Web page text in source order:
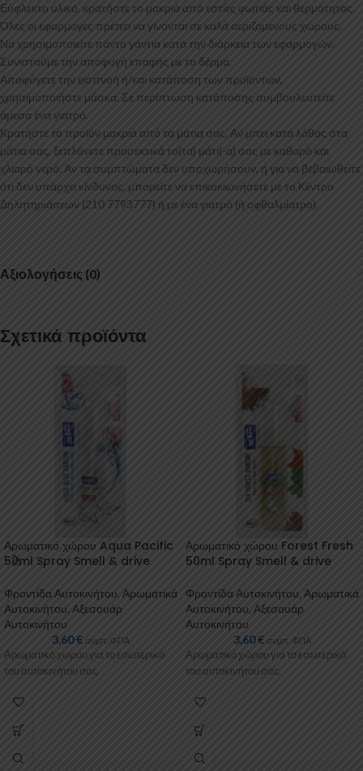
Εύφλεκτο υλικό, κρατήστε το μακριά από εστίες φωτιάς και θερμότητας.
Όλες οι εφαρμογές πρέπει να γίνονται σε καλά αεριζόμενους χώρους.
Να χρησιμοποιείτε πάντα γάντια κατά την διάρκεια των εφαρμογών.
Συνιστούμε την αποφυγή επαφής με το δέρμα.
Αποφύγετε την εισπνοή ή/και κατάποση των προϊόντων,
χρησιμοποιήστε μάσκα. Σε περίπτωση κατάποσης συμβουλευτείτε
άμεσα ένα γιατρό.
Κρατήστε το προϊόν μακριά από τα μάτια σας. Αν μπει κατά λάθος στα
μάτια σας, ξεπλύνετε προσεκτικά το(τα) μάτι(-α) σας με καθαρό και
χλιαρό νερό. Αν τα συμπτώματα δεν υποχωρήσουν, ή για να βεβαιωθείτε
ότι δεν υπάρχει κίνδυνος, μπορείτε να επικοινωνήσετε με το Κέντρο
Δηλητηριάσεων (210 7793777) ή με ένα γιατρό (ή οφθαλμίατρο).
Αξιολογήσεις (0)
Σχετικά προϊόντα
Αρωματικό χώρου Aqua Pacific
50ml Spray Smell & drive
Φροντίδα Αυτοκινήτου, Αρωματικά
Αυτοκινήτου, Αξεσουάρ
Αυτοκινήτου
3,60€ συμπ. ΦΠΑ
Αρωματικό χώρου για το εσωτερικό
του αυτοκινήτου σας.
Αρωματικό χώρου Forest Fresh
50ml Spray Smell & drive
Φροντίδα Αυτοκινήτου Αρωματικά
Αυτοκινήτου, Αξεσουάρ
Αυτοκινήτου
3,60€ συμπ. ΦΠΑ
Αρωματικό χώρου για το εσωτερικό
του αυτοκινήτου σας.